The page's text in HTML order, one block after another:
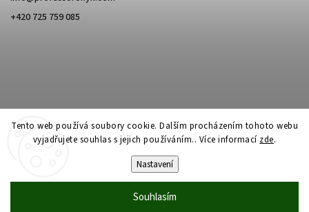
Tento web používá soubory cookie. Dalším procházením tohoto webu
vyjadřujete souhlas s jejich používáním.. Více informací zde.
Nastavení
Souhlasím
+420 725 759 085
Professor Onyx. Všechna práva vyhrazena.